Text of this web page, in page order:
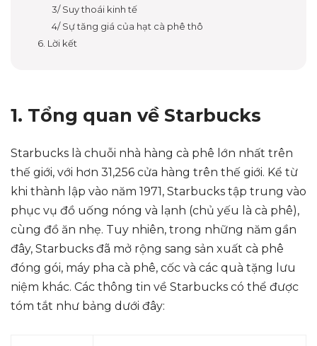
3/ Suy thoái kinh tế
4/ Sự tăng giá của hạt cà phê thô
6. Lời kết
1. Tổng quan về Starbucks
Starbucks là chuỗi nhà hàng cà phê lớn nhất trên
thế giới, với hơn 31,256 cửa hàng trên thế giới. Kể từ
khi thành lập vào năm 1971, Starbucks tập trung vào
phục vụ đồ uống nóng và lạnh (chủ yếu là cà phê),
cùng đồ ăn nhẹ. Tuy nhiên, trong những năm gần
đây, Starbucks đã mở rộng sang sản xuất cà phê
đóng gói, máy pha cà phê, cốc và các quà tặng lưu
niệm khác. Các thông tin về Starbucks có thể được
tóm tắt như bảng dưới đây: